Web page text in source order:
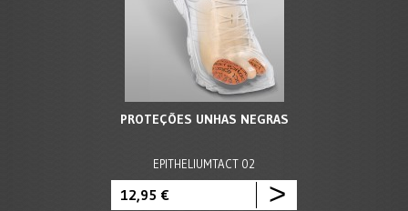
PROTEÇÕES UNHAS NEGRAS
EPITHELIUMTACT 02
12,95 € >